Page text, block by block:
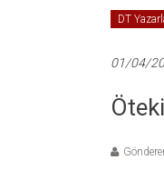
DT
01/04/